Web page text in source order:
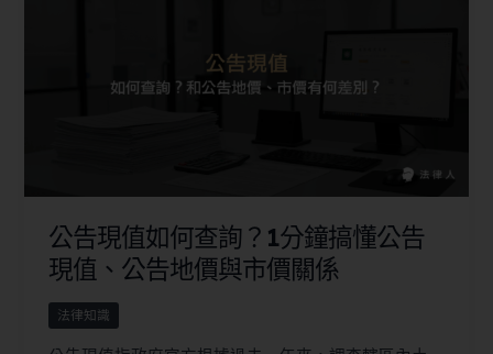
公告現值如何查詢？1分鐘搞懂公告
現值、公告地價與市價關係
法律知識